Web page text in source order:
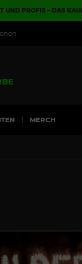
UND PROFIS – DAS
MERCH